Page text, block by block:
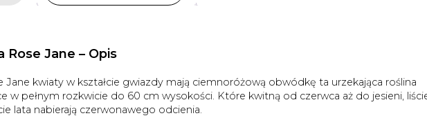
Rose Jane – Opis
Jane kwiaty w kształcie gwiazdy mają ciemnoróżową obwódkę ta urzekająca roślina
w pełnym rozkwicie do 60 cm wysokości. Które kwitną od czerwca aż do jesieni,
lata nabierają czerwonawego odcienia.